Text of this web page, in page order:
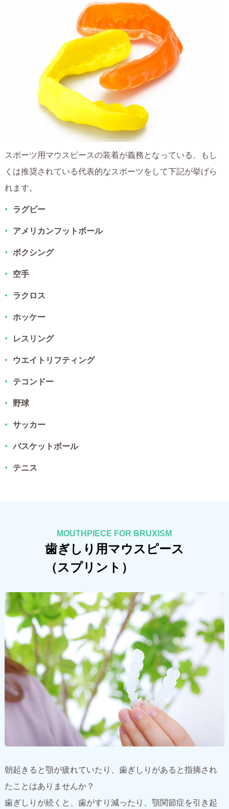
スポーツ用マウスピースの装着が義務となっている、もし
くは推奨されている代表的なスポーツをして下記が挙げら
れます。
ラグビー
アメリカンフットボール
ボクシング
空手
ラクロス
ホッケー
レスリング
ウエイトリフティング
テコンドー
野球
サッカー
バスケットボール
テニス
MOUTHPIECE FOR BRUXISM
歯ぎしり用マウスピース
（スプリント）
朝起きると顎が疲れていたり、歯ぎしりがあると指摘され
たことはありませんか？
歯ぎしりが続くと、歯がすり減ったり、顎関節症を引き起